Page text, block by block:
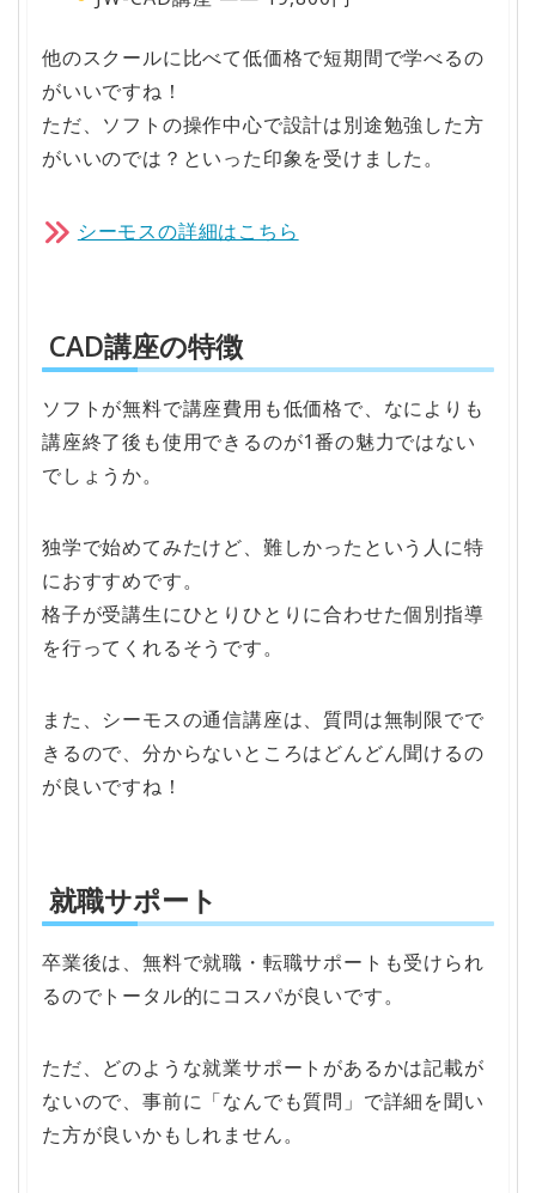
他のスクールに比べて低価格で短期間で学べるの
がいいですね！
ただ、ソフトの操作中心で設計は別途勉強した方
がいいのでは？といった印象を受けました。
シーモスの詳細はこちら
CAD講座の特徴
ソフトが無料で講座費用も低価格で、なによりも
講座終了後も使用できるのが1番の魅力ではない
でしょうか。
独学で始めてみたけど、難しかったという人に特
におすすめです。
格子が受講生にひとりひとりに合わせた個別指導
を行ってくれるそうです。
また、シーモスの通信講座は、質問は無制限でで
きるので、分からないところはどんどん聞けるの
が良いですね！
就職サポート
卒業後は、無料で就職・転職サポートも受けられ
るのでトータル的にコスパが良いです。
ただ、どのような就業サポートがあるかは記載が
ないので、事前に「なんでも質問」で詳細を聞い
た方が良いかもしれません。